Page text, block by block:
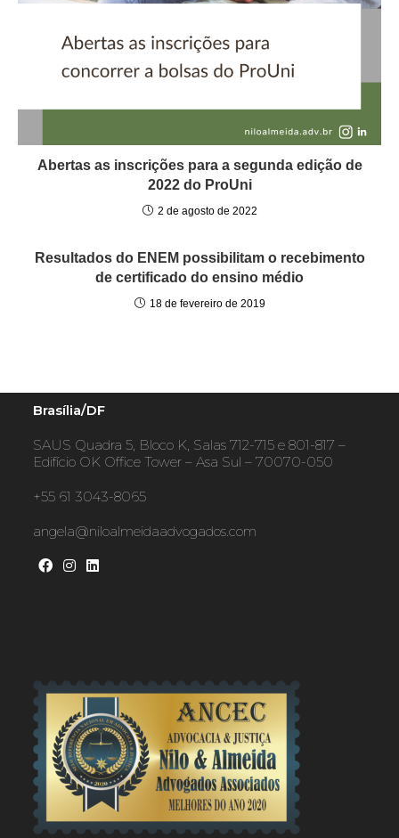
Abertas as inscrições para a segunda edição de
2022 do ProUni
2 de agosto de 2022
Resultados do ENEM possibilitam o recebimento
de certificado do ensino médio
18 de fevereiro de 2019
Brasília/DF
SAUS Quadra 5, Bloco K, Salas 712-715 e 801-817 –
Edifício OK Office Tower – Asa Sul – 70070-050
+55 61 3043-8065
angela@niloalmeidaadvogados.com